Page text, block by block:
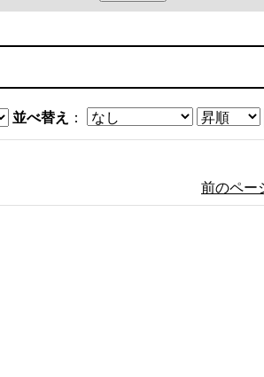
並べ替え ：
前のペー